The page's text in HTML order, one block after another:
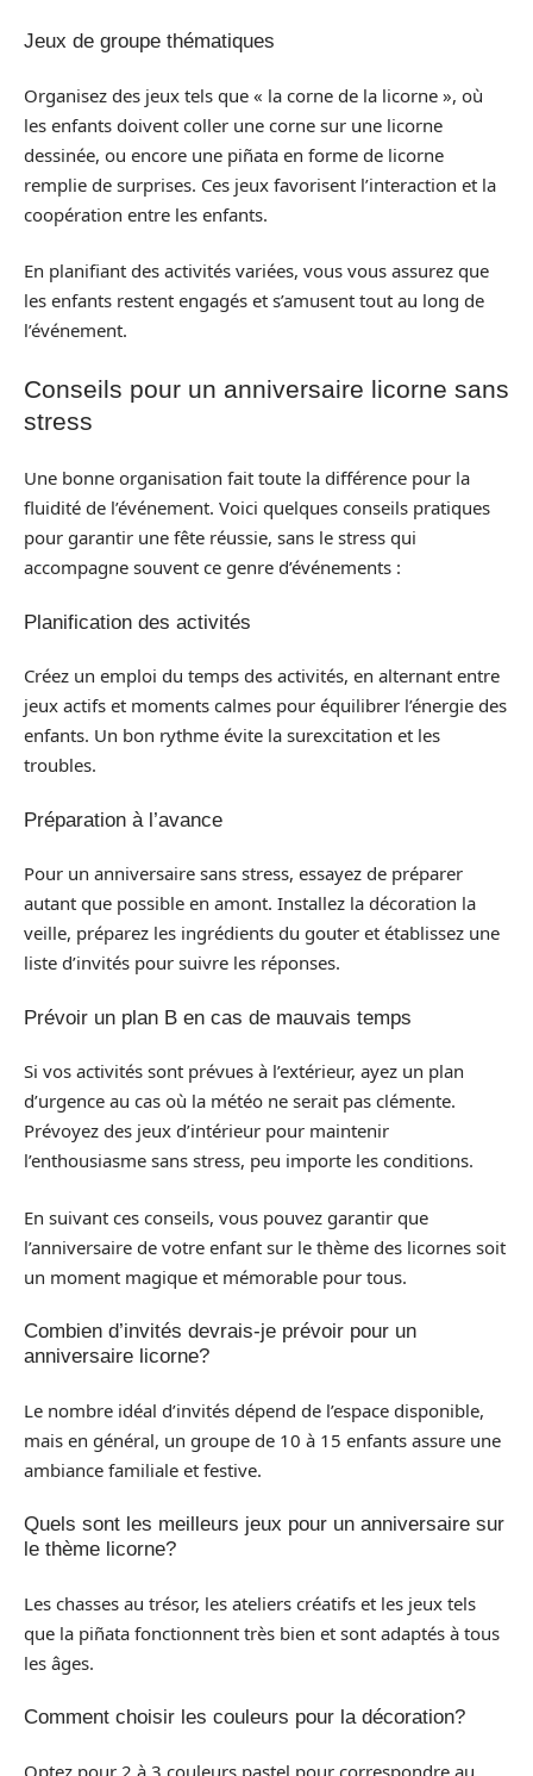
Jeux de groupe thématiques
Organisez des jeux tels que « la corne de la licorne », où
les enfants doivent coller une corne sur une licorne
dessinée, ou encore une piñata en forme de licorne
remplie de surprises. Ces jeux favorisent l’interaction et la
coopération entre les enfants.
En planifiant des activités variées, vous vous assurez que
les enfants restent engagés et s’amusent tout au long de
l’événement.
Conseils pour un anniversaire licorne sans
stress
Une bonne organisation fait toute la différence pour la
fluidité de l’événement. Voici quelques conseils pratiques
pour garantir une fête réussie, sans le stress qui
accompagne souvent ce genre d’événements :
Planification des activités
Créez un emploi du temps des activités, en alternant entre
jeux actifs et moments calmes pour équilibrer l’énergie des
enfants. Un bon rythme évite la surexcitation et les
troubles.
Préparation à l’avance
Pour un anniversaire sans stress, essayez de préparer
autant que possible en amont. Installez la décoration la
veille, préparez les ingrédients du gouter et établissez une
liste d’invités pour suivre les réponses.
Prévoir un plan B en cas de mauvais temps
Si vos activités sont prévues à l’extérieur, ayez un plan
d’urgence au cas où la météo ne serait pas clémente.
Prévoyez des jeux d’intérieur pour maintenir
l’enthousiasme sans stress, peu importe les conditions.
En suivant ces conseils, vous pouvez garantir que
l’anniversaire de votre enfant sur le thème des licornes soit
un moment magique et mémorable pour tous.
Combien d’invités devrais-je prévoir pour un
anniversaire licorne?
Le nombre idéal d’invités dépend de l’espace disponible,
mais en général, un groupe de 10 à 15 enfants assure une
ambiance familiale et festive.
Quels sont les meilleurs jeux pour un anniversaire sur
le thème licorne?
Les chasses au trésor, les ateliers créatifs et les jeux tels
que la piñata fonctionnent très bien et sont adaptés à tous
les âges.
Comment choisir les couleurs pour la décoration?
Optez pour 2 à 3 couleurs pastel pour correspondre au